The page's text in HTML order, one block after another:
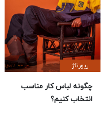
رپورتاژ
چگونه لباس کار مناسب
انتخاب کنیم؟